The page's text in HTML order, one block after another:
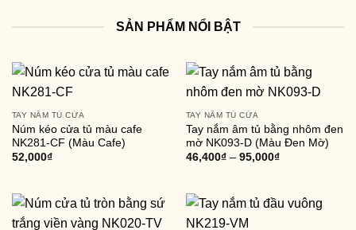
SẢN PHẨM NỔI BẬT
TAY NẮM TỦ CỬA
Núm kéo cửa tủ màu cafe
NK281-CF (Màu Cafe)
52,000₫
TAY NẮM TỦ CỬA
Tay nắm âm tủ bằng nhôm đen
mờ NK093-D (Màu Đen Mờ)
46,400₫– 95,000₫